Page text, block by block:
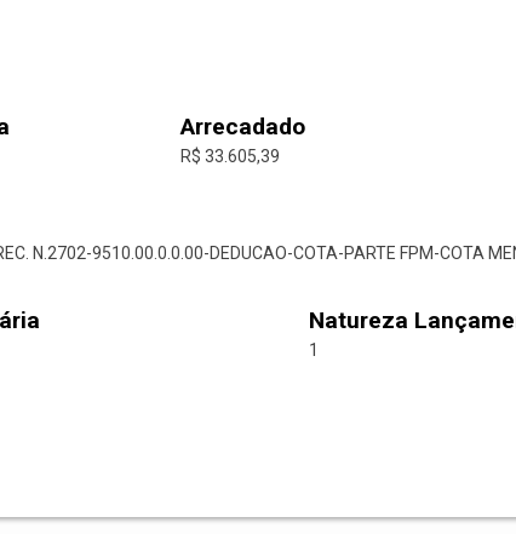
Arrecadado
R$ 33.605,39
N.2702-9510.00.0.0.00-DEDUCAO-COTA-PARTE FPM-COTA
Natureza
1